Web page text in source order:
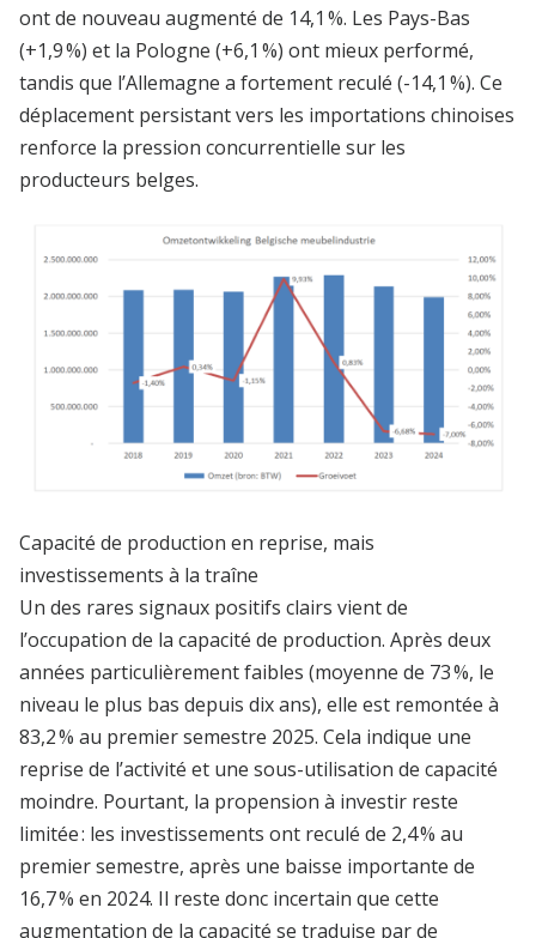
ont de nouveau augmenté de 14,1 %. Les Pays-Bas
(+1,9 %) et la Pologne (+6,1 %) ont mieux performé,
tandis que l’Allemagne a fortement reculé (-14,1 %). Ce
déplacement persistant vers les importations chinoises
renforce la pression concurrentielle sur les
producteurs belges.
Capacité de production en reprise, mais
investissements à la traîne
Un des rares signaux positifs clairs vient de
l’occupation de la capacité de production. Après deux
années particulièrement faibles (moyenne de 73 %, le
niveau le plus bas depuis dix ans), elle est remontée à
83,2 % au premier semestre 2025. Cela indique une
reprise de l’activité et une sous-utilisation de capacité
moindre. Pourtant, la propension à investir reste
limitée : les investissements ont reculé de 2,4 % au
premier semestre, après une baisse importante de
16,7 % en 2024. Il reste donc incertain que cette
augmentation de la capacité se traduise par de